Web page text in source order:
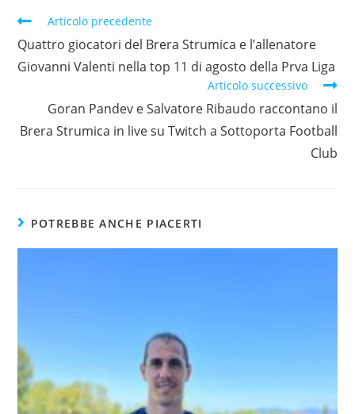
Articolo precedente
Quattro giocatori del Brera Strumica e l’allenatore
Giovanni Valenti nella top 11 di agosto della Prva Liga
Articolo successivo
Goran Pandev e Salvatore Ribaudo raccontano il
Brera Strumica in live su Twitch a Sottoporta Football
Club
POTREBBE ANCHE PIACERTI